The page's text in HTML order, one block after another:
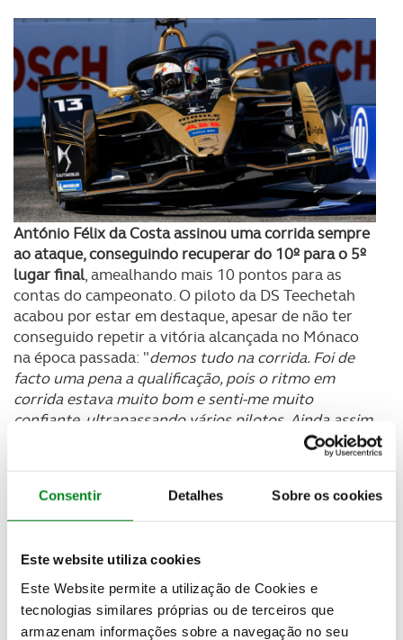
Consentir Detalhes Sobre os cookies
Este website utiliza cookies
Este Website permite a utilização de Cookies e
tecnologias similares próprias ou de terceiros que
armazenam informações sobre a navegação no seu
António Félix da Costa assinou uma corrida sempre
ao ataque, conseguindo recuperar do 10º para o 5º
lugar final, amealhando mais 10 pontos para as
contas do campeonato. O piloto da DS Teechetah
acabou por estar em destaque, apesar de não ter
conseguido repetir a vitória alcançada no Mónaco
na época passada: "demos tudo na corrida. Foi de
facto uma pena a qualificação, pois o ritmo em
corrida estava muito bom e senti-me muito
confiante, ultrapassando vários pilotos. Ainda assim
saio contente do Mónaco, além do 5º lugar, saio com
resto da temporada. A época ainda é longa e sei que
vamos ter ainda boas razões para sorrir!", referiu o